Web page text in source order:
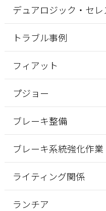
デュアロジック・セ
トラブル事例
フィアット
プジョー
ブレーキ整備
ブレーキ系統強化作業
ライティング関係
ランチア